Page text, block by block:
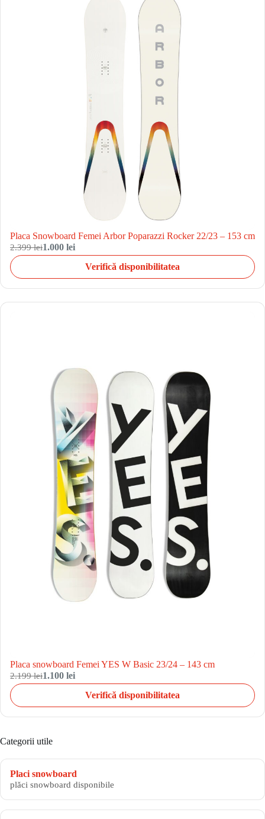
Placa Snowboard Femei Arbor Poparazzi Rocker 22/23 – 153 cm
2.399 lei1.000 lei
Verifică disponibilitatea
Placa snowboard Femei YES W Basic 23/24 – 143 cm
2.199 lei1.100 lei
Verifică disponibilitatea
Categorii utile
Placi snowboard
plăci snowboard disponibile